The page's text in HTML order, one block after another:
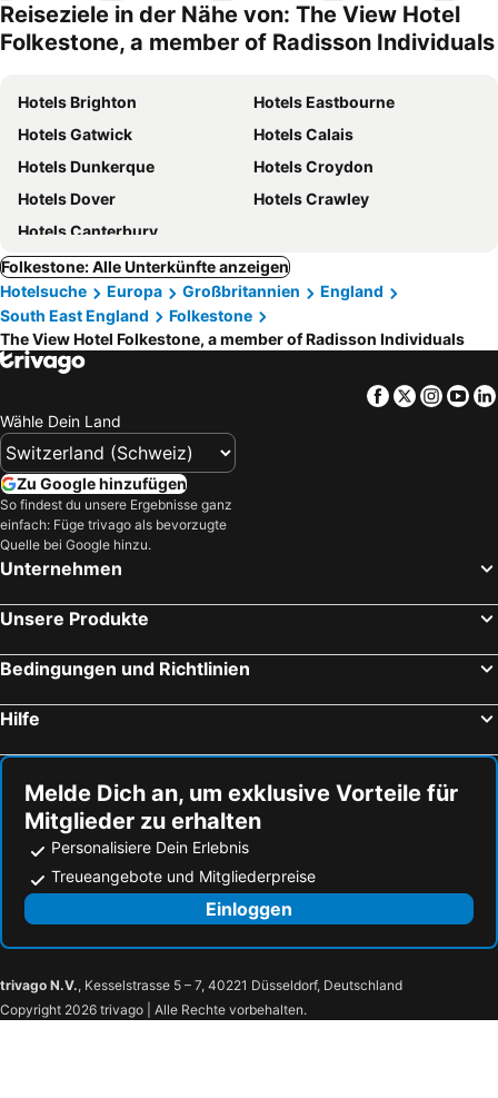
Reiseziele in der Nähe von: The View Hotel
Folkestone, a member of Radisson Individuals
Hotels Brighton
Hotels Eastbourne
Hotels Gatwick
Hotels Calais
Hotels Dunkerque
Hotels Croydon
Hotels Dover
Hotels Crawley
Hotels Canterbury
Folkestone: Alle Unterkünfte anzeigen
Hotelsuche
Europa Großbritannien
England
South East England
Folkestone
The View Hotel Folkestone, a member of Radisson Individuals
Facebook
Twitter
Wähle Dein Land
Zu Google hinzufügen
So findest du unsere Ergebnisse ganz
einfach: Füge trivago als bevorzugte
Quelle bei Google hinzu.
Unternehmen
Unsere Produkte
Bedingungen und Richtlinien
Hilfe
Melde Dich an, um exklusive Vorteile für
Mitglieder zu erhalten
Personalisiere Dein Erlebnis
Treueangebote und Mitgliederpreise
Einloggen
trivago N.V., Kesselstrasse 5 – 7, 40221 Düsseldorf, Deutschland
Copyright 2026 trivago | Alle Rechte vorbehalten.